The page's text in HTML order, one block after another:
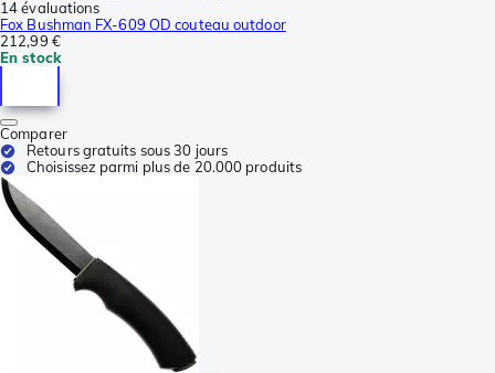
14 évaluations
Fox Bushman FX-609 OD couteau outdoor
212,99 €
En stock
Comparer
Retours gratuits sous 30 jours
Choisissez parmi plus de 20.000 produits